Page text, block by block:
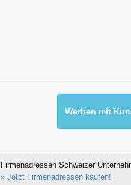
Werben mit
Firmenadressen Schweizer
» Jetzt Firmenadressen kaufen!